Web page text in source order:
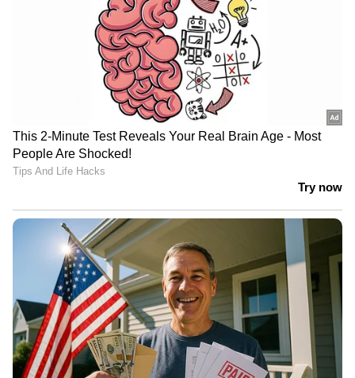
മമ്മൂക്ക സിനിമയില്‍ പറഞ്ഞൊരു ഡയലോഗ്
ഞാന്‍ പ്രസംഗത്തില്‍ ഉപയോഗിച്ചിരുന്നു. അത്
ഇങ്ങനെയാണ്. ജനങ്ങളെ ഭരിക്കാന്‍
വേണ്ടിയാകരുത്. ജനങ്ങള്‍ക്ക് വേണ്ടി
ഭരിക്കാനാകണം ഓരോ ജനപ്രതിനിധിയും
മുന്നോട്ട് പോകേണ്ടത് എന്നാണ്. അത്
തിരക്കഥയില്‍ ഇല്ലാതെ മമ്മൂക്ക കയ്യില്‍ നിന്നും
ഇട്ട് ഒണ്‍ എന്ന സിനിമയില്‍ പറഞ്ഞതാണ്.
മമ്മൂട്ടി: അത് ഞാന്‍ ക‍ൃത്യമായിട്ട് ഒന്നുകൂടി
പറയാം. ജനങ്ങളെ ഭരിക്കാന്‍ വേണ്ടിയല്ല,
ജനങ്ങള്‍ക്ക് വേണ്ടി ഭരിക്കാനാണ്ജനാധിപത്യ
ഗവണ്‍മെന്‍റ്.